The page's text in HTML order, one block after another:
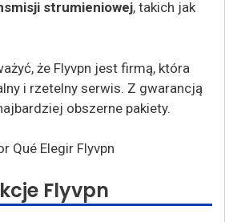
strumieniowej, takich jak
że Flyvpn jest firmą, która
i rzetelny serwis. Z gwarancją
obszerne pakiety.
Flyvpn